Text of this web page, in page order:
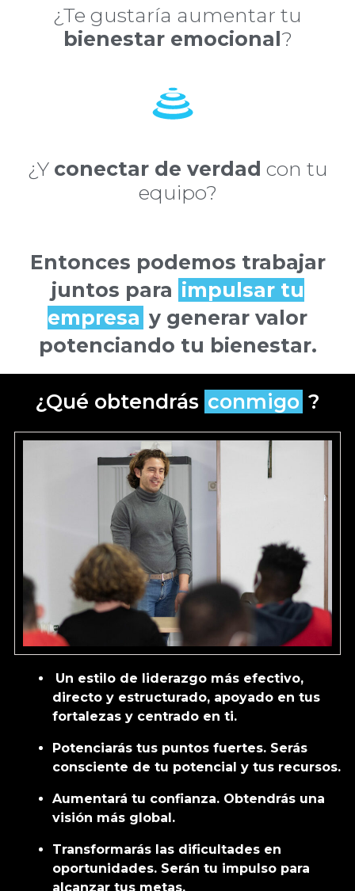
¿Te gustaría aumentar tu
bienestar emocional?
¿Y conectar de verdad con tu
equipo?
Entonces podemos trabajar
juntos para impulsar tu
empresa y generar valor
potenciando tu bienestar.
¿Qué obtendrás conmigo ?
Un estilo de liderazgo más efectivo,
directo y estructurado, apoyado en tus
fortalezas y centrado en ti.
Potenciarás tus puntos fuertes. Serás
consciente de tu potencial y tus recursos.
Aumentará tu confianza. Obtendrás una
visión más global .
Transformarás las dificultades en
oportunidades. Serán tu impulso para
alcanzar tus metas.